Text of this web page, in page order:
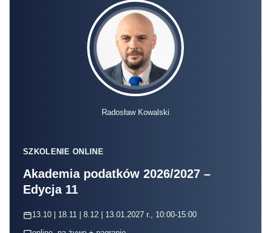
Radosław Kowalski
SZKOLENIE ONLINE
Akademia podatków 2026/2027 –
Edycja 11
13.10 | 18.11 | 8.12 | 13.01.2027 r., 10:00-15:00